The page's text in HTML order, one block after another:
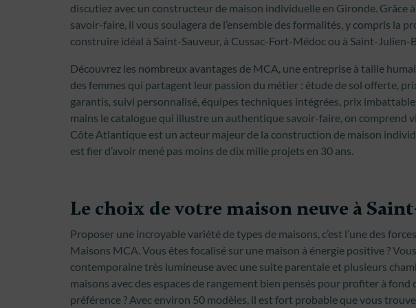
discutiez avec un constructeur de maison individuelle en Gironde. Grâce
savoir-faire, il vous soulagera de l’ensemble des formalités, y compris la
construire idéal à Saint-Sauveur, à Cussac-Fort-Médoc ou à Saint-Julien-
Découvrez les nombreux avantages de MCA, une entreprise à taille
des femmes qui partagent leur passion du métier : étude de sol offerte,
garantis, suivi personnalisé, équipes techniques intégrées, prix
mains le catalogue qui illustre un authentique savoir-faire, on comprend
Côte Atlantique est un acteur majeur de la construction de maison
est fier d’avoir mené pas moins de dix mille projets en 30 ans.
Le choix de votre maison neuve à
Proposer une incroyable variété de types de maisons, c’est l’une des
Maisons MCA. Vous êtes focalisé sur une maison à énergie positive ?
contemporaine très lumineuse avec une suite parentale et plusieurs
maisons avec des espaces de rangement bien pensés pour profiter à fond
préférence ? Avec environ 50 modèles, il est fort probable que vous